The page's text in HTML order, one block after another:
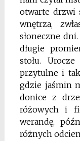
otwarte drzwi
wnętrza,
słoneczne
długie
stołu.
przytulne i
gdzie jaśmin
donice z
różowych i
werandę,
różnych